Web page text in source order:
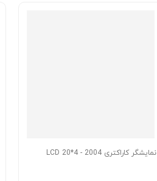
نمایشگر کاراکتری 2004 - LCD 20*4